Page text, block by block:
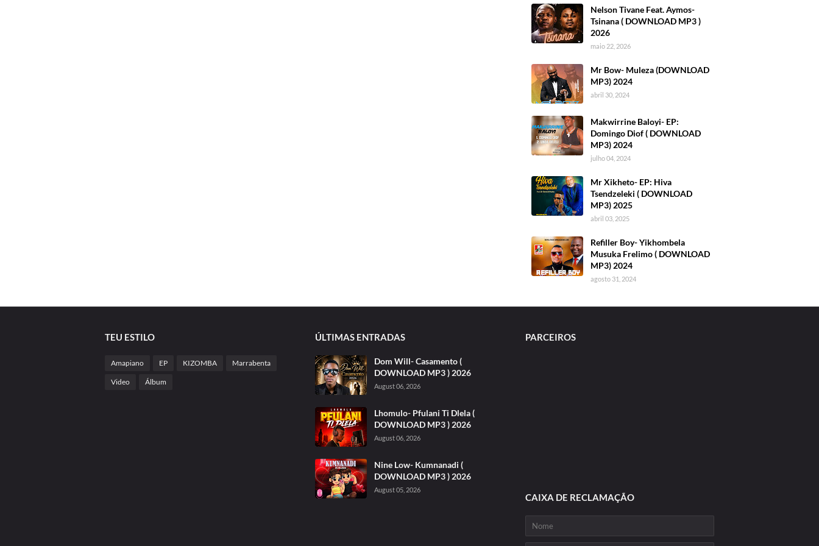
Nelson Tivane Feat. Aymos-
Tsinana ( DOWNLOAD MP3 )
2026
maio 22, 2026
Mr Bow- Muleza (DOWNLOAD
MP3) 2024
abril 30, 2024
Makwirrine Baloyi- EP:
Domingo Diof ( DOWNLOAD
MP3) 2024
julho 04, 2024
Mr Xikheto- EP: Hiva
Tsendzeleki ( DOWNLOAD
MP3) 2025
abril 03, 2025
Refiller Boy- Yikhombela
Musuka Frelimo ( DOWNLOAD
MP3) 2024
agosto 31, 2024
TEU ESTILO
Amapiano EP KIZOMBA Marrabenta
Video Álbum
ÚLTIMAS ENTRADAS
Dom Will- Casamento (
DOWNLOAD MP3 ) 2026
August 06, 2026
Lhomulo- Pfulani Ti Dlela (
DOWNLOAD MP3 ) 2026
August 06, 2026
Nine Low- Kumnanadi (
DOWNLOAD MP3 ) 2026
August 05, 2026
PARCEIROS
CAIXA DE RECLAMAÇÃO